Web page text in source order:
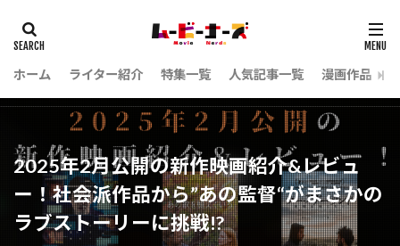
ホーム ライター紹介 特集一覧 人気記事一覧 漫画作品
2025年2月公開の新作映画紹介&レビュ
ー！社会派作品から”あの監督“がまさかの
ラブストーリーに挑戦!?